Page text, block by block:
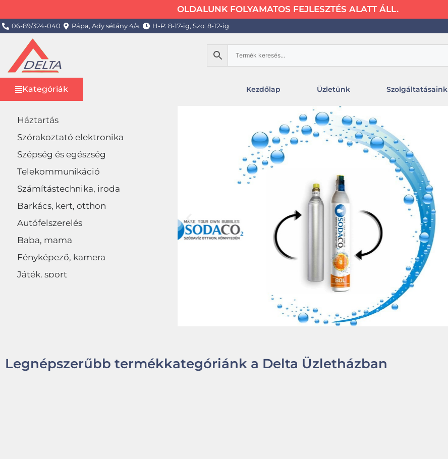
OLDALUNK FOLYAMATOS FEJLESZTÉS ALATT ÁLL.
06-89/324-040 Pápa, Ady sétány 4/a. H-P: 8-17-ig, Szo: 8-12-ig
Kategóriák Kezdőlap Üzletünk Szolgáltatásaink
Háztartás
Szórakoztató elektronika
Szépség és egészség
Telekommunikáció
Számítástechnika, iroda
Barkács, kert, otthon
Autófelszerelés
Baba, mama
Fényképező, kamera
Játék, sport
Legnépszerűbb termékkategóriánk a Delta Üzletházban